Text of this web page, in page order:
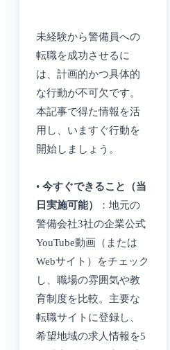
未経験から警備員への
転職を成功させるに
は、計画的かつ具体的
な行動が不可欠です。
本記事で得た情報を活
用し、いますぐ行動を
開始しましょう。
• 今すぐできること（当
日実施可能）
：地元の
警備会社3社の企業公式
YouTube動画（または
Webサイト）をチェック
し、職場の雰囲気や教
育制度を比較。主要な
転職サイトに登録し、
希望地域の求人情報を5